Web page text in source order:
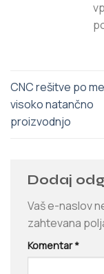
CNC rešitve po
visoko natančno
proizvodnjo
Dodaj
Vaš e-naslov
zahtevana
Komentar*